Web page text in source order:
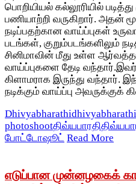
பொறியியல் கல்லூரியில்
பணியாற்றி வருகிறார். அதன்
நடிப்பதற்கான வாய்ப்புகள்
படங்கள், குறும்படங்களிலும்
சினிமாவின் மீது உள்ள
வாய்ப்புகளை தேடி
கிளாமராக இருந்து வந்தார்.
நடிக்கும் வாய்ப்பு அவருக்குக்
Dhivyabharathi
photoshootதிவ்யபாரதி
போட்டோஷூட் Read More
எடுப்பான முன்னழகைக்